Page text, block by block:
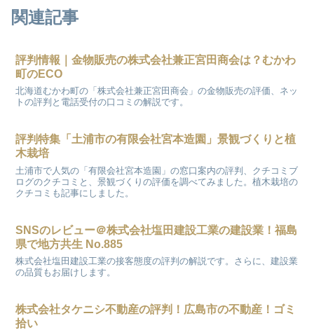
関連記事
評判情報｜金物販売の株式会社兼正宮田商会は？むかわ
町のECO
北海道むかわ町の「株式会社兼正宮田商会」の金物販売の評価、ネッ
トの評判と電話受付の口コミの解説です。
評判特集「土浦市の有限会社宮本造園」景観づくりと植
木栽培
土浦市で人気の「有限会社宮本造園」の窓口案内の評判、クチコミブ
ログのクチコミと、景観づくりの評価を調べてみました。植木栽培の
クチコミも記事にしました。
SNSのレビュー＠株式会社塩田建設工業の建設業！福島
県で地方共生 No.885
株式会社塩田建設工業の接客態度の評判の解説です。さらに、建設業
の品質もお届けします。
株式会社タケニシ不動産の評判！広島市の不動産！ゴミ
拾い